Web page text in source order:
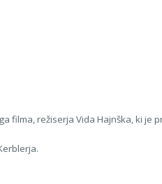
filma, režiserja Vida Hajnška, ki je